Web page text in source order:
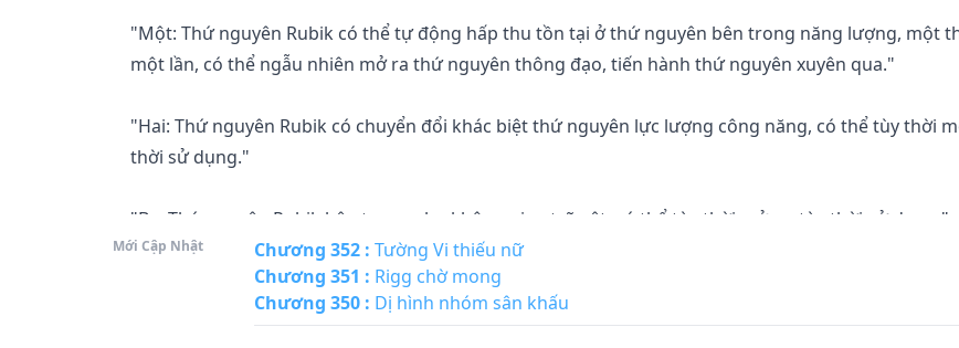
"Một: Thứ nguyên Rubik có thể tự động hấp thu tồn tại ở thứ nguyên bên trong năng lượng, một
một lần, có thể ngẫu nhiên mở ra thứ nguyên thông đạo, tiến hành thứ nguyên xuyên qua."
"Hai: Thứ nguyên Rubik có chuyển đổi khác biệt thứ nguyên lực lượng công năng, có thể tùy thời
thời sử dụng."
"Ba: Thứ nguyên Rubik bên trong phụ không gian trữ vật, có thể tùy thời mở ra, tùy thời sử dụng."
Mới Cập Nhật Chương 352 : Tường Vi thiếu nữ
Chương 351 : Rigg chờ mong
Chương 350 : Dị hình nhóm sân khấu